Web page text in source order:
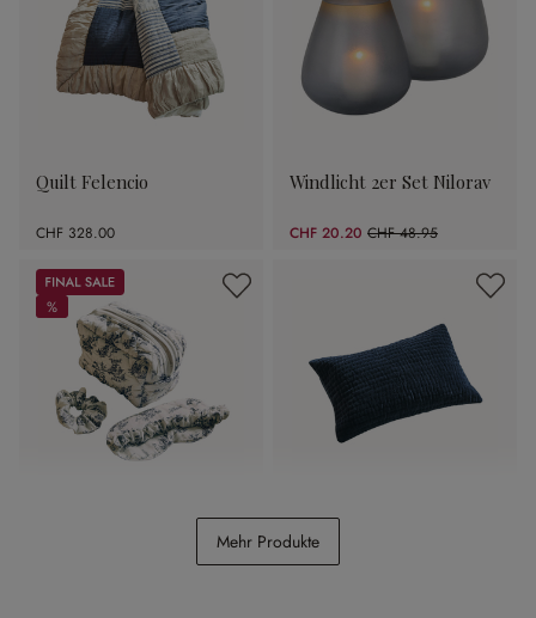
Quilt Felencio
CHF 328.00
Windlicht 2er Set Nilorav
CHF 20.20 CHF 48.95
(58.73% gespart)
Sale
%
%
Kissenhülle Winklet
Mehr Produkte